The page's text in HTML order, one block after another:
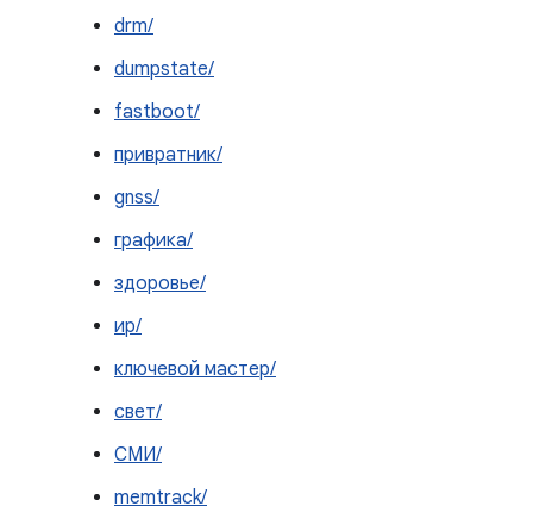
drm/
dumpstate/
fastboot/
привратник/
gnss/
графика/
здоровье/
ир/
ключевой мастер/
свет/
СМИ/
memtrack/